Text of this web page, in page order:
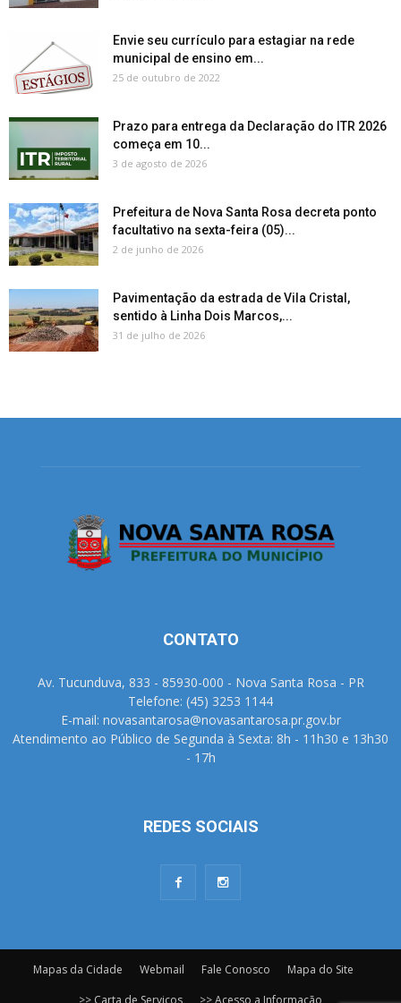
Envie seu currículo para estagiar na rede
municipal de ensino em...
25 de outubro de 2022
Prazo para entrega da Declaração do ITR 2026
começa em 10...
3 de agosto de 2026
Prefeitura de Nova Santa Rosa decreta ponto
facultativo na sexta-feira (05)...
2 de junho de 2026
Pavimentação da estrada de Vila Cristal,
sentido à Linha Dois Marcos,...
31 de julho de 2026
CONTATO
Av. Tucunduva, 833 - 85930-000 - Nova Santa Rosa - PR
Telefone: (45) 3253 1144
E-mail: novasantarosa@novasantarosa.pr.gov.br
Atendimento ao Público de Segunda à Sexta: 8h - 11h30 e 13h30
- 17h
REDES SOCIAIS
Mapas da Cidade Webmail Fale Conosco
Mapa do Site